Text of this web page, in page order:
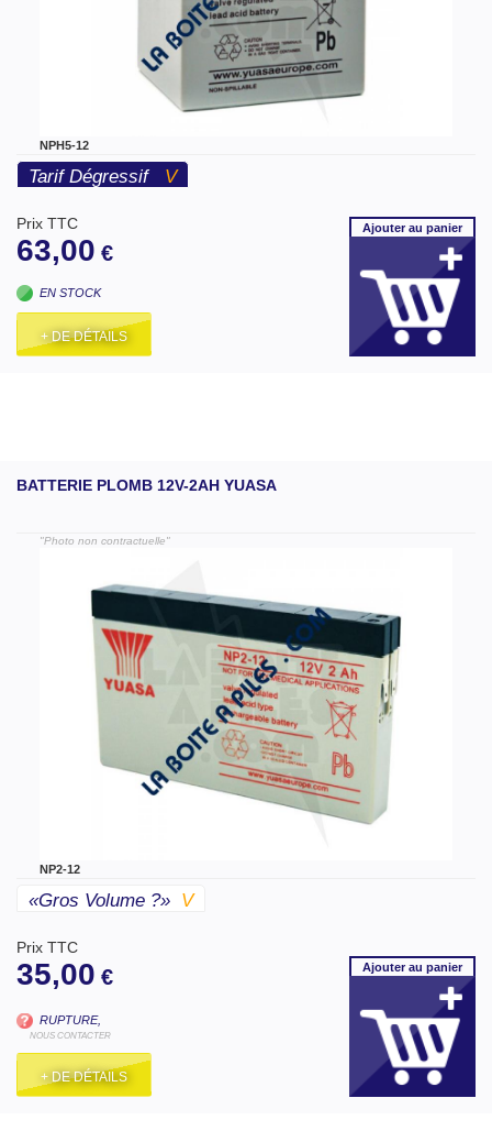
NPH5-12
Tarif Dégressif V
Prix TTC
63,00 €
EN STOCK
+ DE DÉTAILS
Ajouterau panier
BATTERIE PLOMB 12V-2AH YUASA
"Photo non contractuelle"
NP2-12
«gros Volume ?» V
Prix TTC
35,00 €
RUPTURE,
NOUS CONTACTER
+ DE DÉTAILS
Ajouterau panier